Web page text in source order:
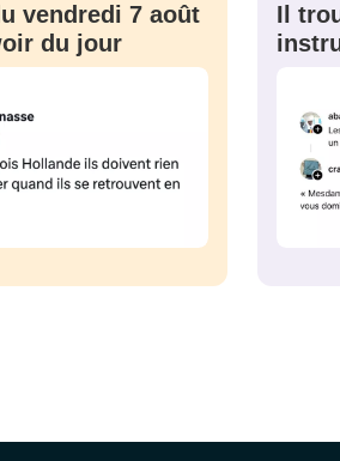
vendredi 7 août
du jour
Il